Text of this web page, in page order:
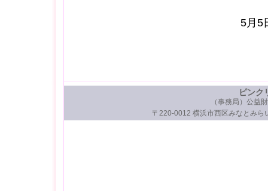
5月5
ピンク
（事務局）公益
〒220-0012 横浜市西区みなとみ